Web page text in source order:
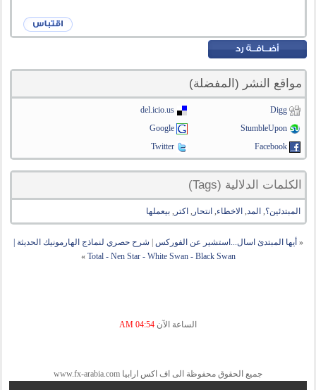
مواقع النشر (المفضلة)
Digg
del.icio.us
StumbleUpon
Google
Facebook
Twitter
الكلمات الدلالية (Tags)
المبتدئين؟, المد, الاخطاء, انتحار , اكتر ,بيعملها
« أيها المبتدئ اسال...استشير عن الفوركس
شرح حصري لنماذج الهارمونيك الحديثة |
Total - Nen Star - White Swan - Black Swan
»
الساعة الآن 04:54 AM
جميع الحقوق محفوظة الى اف اكس ارابيا www.fx-arabia.com